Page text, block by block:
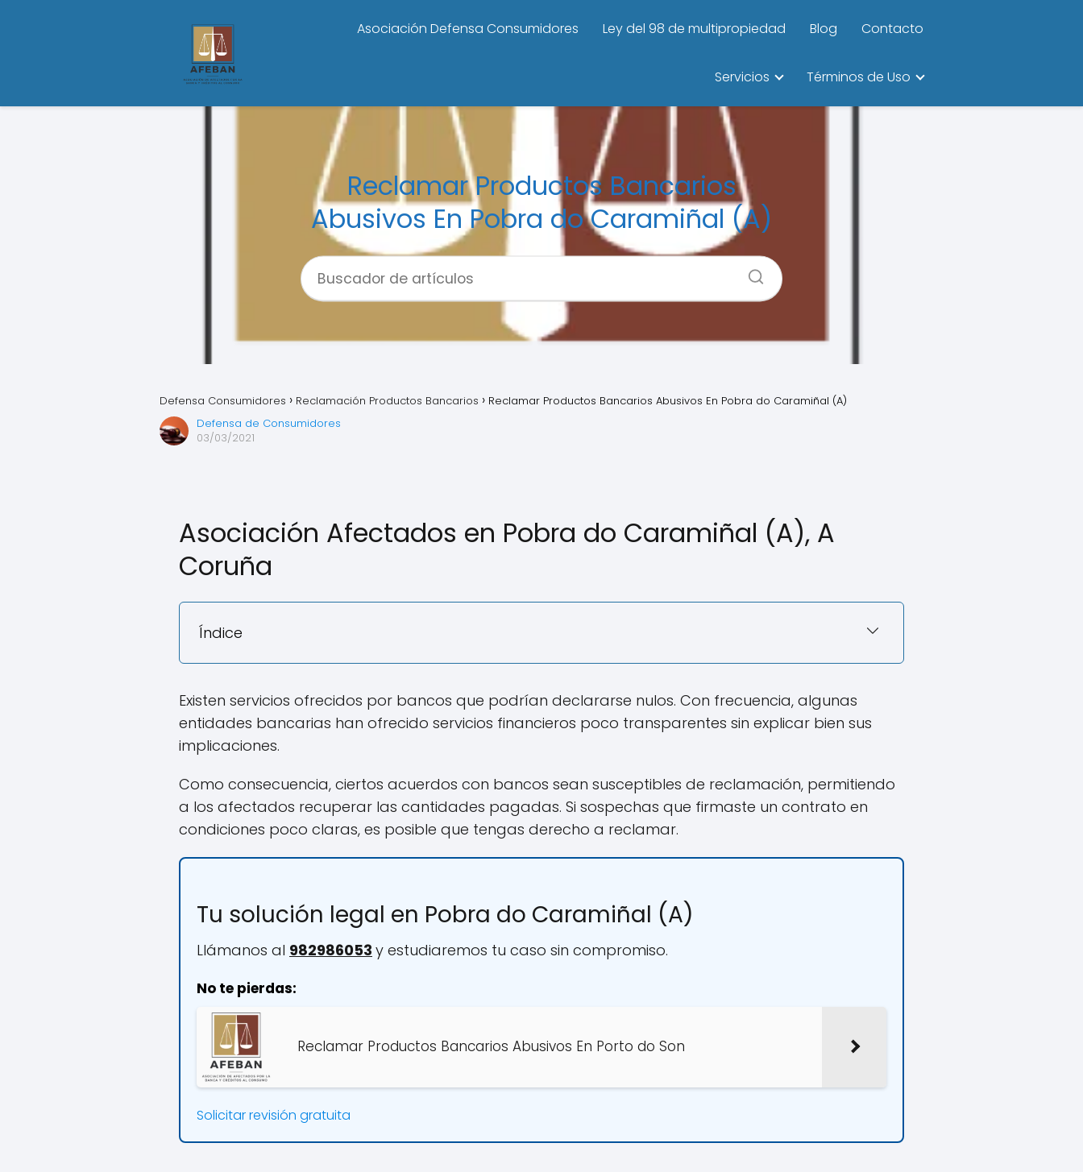
Asociación Defensa Consumidores Ley del 98 de multipropiedad Blog Contacto
Servicios Términos de Uso
Reclamar Productos Bancarios
Abusivos En Pobra do Caramiñal (A)
Defensa Consumidores Reclamación Productos Bancarios
Reclamar Productos Bancarios Abusivos En Pobra do Caramiñal (A)
Defensa de Consumidores
03/03/2021
Asociación Afectados en Pobra do Caramiñal (A), A
Coruña
Índice
Existen servicios ofrecidos por bancos que podrían declararse nulos. Con frecuencia, algunas
entidades bancarias han ofrecido servicios financieros poco transparentes sin explicar bien sus
implicaciones.
Como consecuencia, ciertos acuerdos con bancos sean susceptibles de reclamación, permitiendo
a los afectados recuperar las cantidades pagadas. Si sospechas que firmaste un contrato en
condiciones poco claras, es posible que tengas derecho a reclamar.
Tu solución legal en Pobra do Caramiñal (A)
Llámanos al 982986053 y estudiaremos tu caso sin compromiso.
No te pierdas:
Reclamar Productos Bancarios Abusivos En Porto do Son
Solicitar revisión gratuita